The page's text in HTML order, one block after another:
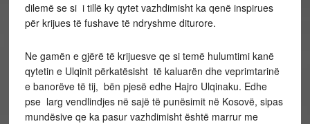
dilemë se si i tillë ky qytet vazhdimisht ka qenë inspirues
për krijues të fushave të ndryshme diturore.
Ne gamën e gjërë të krijuesve qe si temë hulumtimi kanë
qytetin e Ulqinit përkatësisht të kaluarën dhe veprimtarinë
e banorëve të tij, bën pjesë edhe Hajro Ulqinaku. Edhe
pse larg vendlindjes në sajë të punësimit në Kosovë, sipas
mundësive qe ka pasur vazhdimisht është marrur me